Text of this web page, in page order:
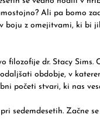
Ali pa bomo
boju z omejitvami, ki bi
filozofije dr. Stacy
obdobje, v
početi stvari, ki nas
sedemdesetih. Začne se